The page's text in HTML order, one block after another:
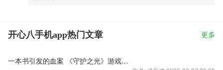
开心八手机app热门文章 更多
一本书引发的血案 《守护之光》游戏剧情演绎no.1